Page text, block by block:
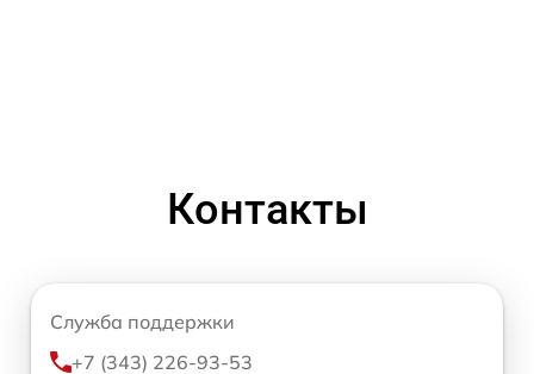
Контакты
Служба поддержки
+7 (343) 226-93-53